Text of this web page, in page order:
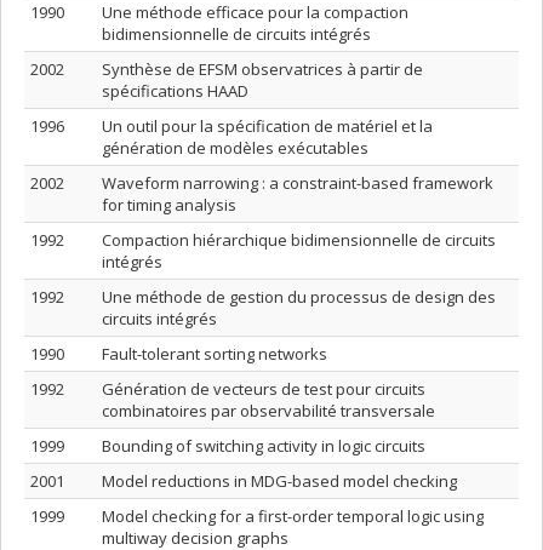
1990
Une méthode efficace pour la compaction
bidimensionnelle de circuits intégrés
2002
Synthèse de EFSM observatrices à partir de
spécifications HAAD
1996
Un outil pour la spécification de matériel et la
génération de modèles exécutables
2002
Waveform narrowing : a constraint-based framework
for timing analysis
1992
Compaction hiérarchique bidimensionnelle de circuits
intégrés
1992
Une méthode de gestion du processus de design des
circuits intégrés
1990
Fault-tolerant sorting networks
1992
Génération de vecteurs de test pour circuits
combinatoires par observabilité transversale
1999
Bounding of switching activity in logic circuits
2001
Model reductions in MDG-based model checking
1999
Model checking for a first-order temporal logic using
multiway decision graphs